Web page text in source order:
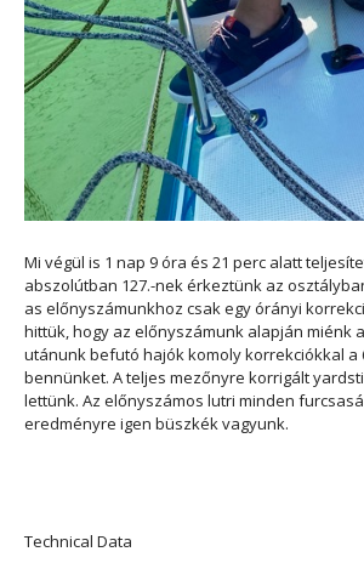
Mi végül is 1 nap 9 óra és 21 perc alatt
abszolútban 127.-nek érkeztünk az
as előnyszámunkhoz csak egy órányi
hittük, hogy az előnyszámunk alapján miénk
utánunk befutó hajók komoly korrekciókkal a
bennünket. A teljes mezőnyre korrigált
lettünk. Az előnyszámos lutri minden
eredményre igen büszkék vagyunk.
Technical Data